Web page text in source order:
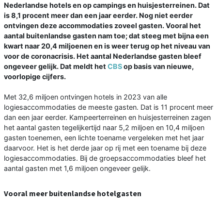
Nederlandse hotels en op campings en huisjesterreinen. Dat
is 8,1 procent meer dan een jaar eerder. Nog niet eerder
ontvingen deze accommodaties zoveel gasten. Vooral het
aantal buitenlandse gasten nam toe; dat steeg met bijna een
kwart naar 20,4 miljoenen en is weer terug op het niveau van
voor de coronacrisis. Het aantal Nederlandse gasten bleef
ongeveer gelijk. Dat meldt het CBSop basis van nieuwe,
voorlopige cijfers.
Met 32,6 miljoen ontvingen hotels in 2023 van alle
logiesaccommodaties de meeste gasten. Dat is 11 procent meer
dan een jaar eerder. Kampeerterreinen en huisjesterreinen zagen
het aantal gasten tegelijkertijd naar 5,2 miljoen en 10,4 miljoen
gasten toenemen, een lichte toename vergeleken met het jaar
daarvoor. Het is het derde jaar op rij met een toename bij deze
logiesaccommodaties. Bij de groepsaccommodaties bleef het
aantal gasten met 1,6 miljoen ongeveer gelijk.
Vooral meer buitenlandse hotelgasten